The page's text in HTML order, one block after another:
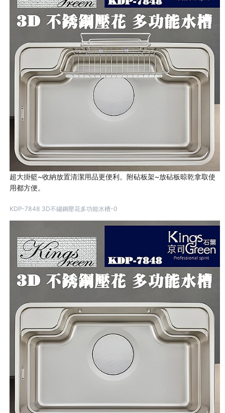
超大掛籃~收納放置清潔用品更便利。附砧板架~放砧板晾乾拿取使
用都方便。
KDP-7848 3D不鏽鋼壓花多功能水槽-0